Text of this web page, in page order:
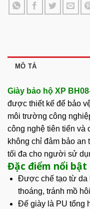
MÔ TẢ
Giày bảo hộ XP
được thiết kế để bảo
môi trường công
công nghệ tiên tiến và
không chỉ đảm bảo an
tối đa cho người sử
Đặc điểm nổi bật
Được chế tạo từ da
thoáng, tránh mồ
Đế giàylà PU tổng